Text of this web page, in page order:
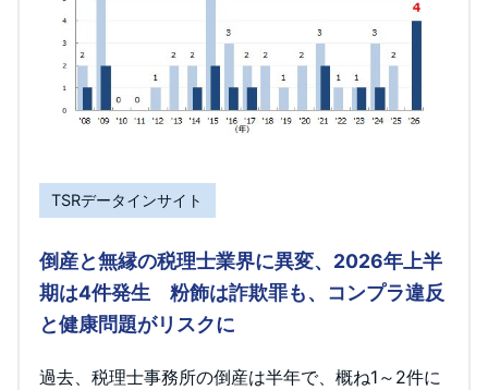
TSRデータインサイト
倒産と無縁の税理士業界に異変、2026年上半
期は4件発生 粉飾は詐欺罪も、コンプラ違反
と健康問題がリスクに
過去、税理士事務所の倒産は半年で、概ね1～2件に